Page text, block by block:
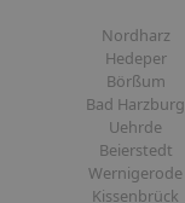
Nordharz
Hedeper
Börßum
Bad Harzburg
Uehrde
Beierstedt
Wernigerode
Kissenbrück